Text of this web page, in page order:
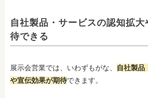
自社製品・サービスの認知拡大
待できる
展示会営業では、いわずもがな、
自社製品
や宣伝効果が期待できます。